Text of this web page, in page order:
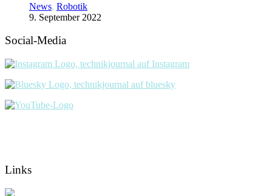
News, Robotik
9. September 2022
Social-Media
Links